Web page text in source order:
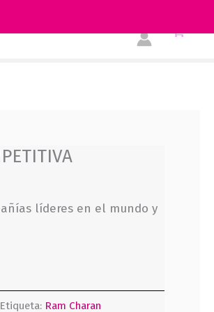
líderes en el mundo y
Etiqueta: Ram Charan